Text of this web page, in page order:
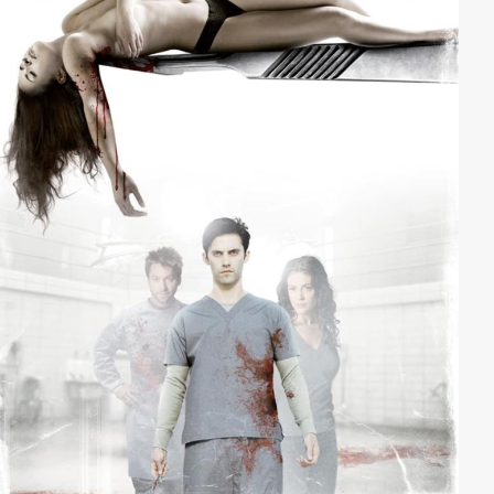
gelingt, denn Gasque unternimmt gegen Kämpfe
nichts. Dieser verfolgt nämlich einen konsequenten
Plan ...